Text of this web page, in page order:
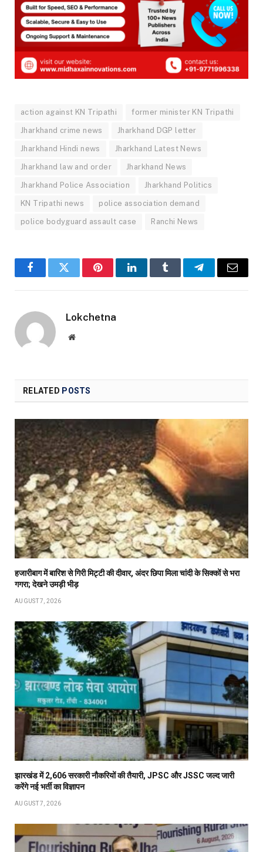
action against KN Tripathi former minister KN Tripathi
Jharkhand crime news Jharkhand DGP letter
Jharkhand Hindi news Jharkhand Latest News
Jharkhand law and order Jharkhand News
Jharkhand Police Association Jharkhand Politics
KN Tripathi news police association demand
police bodyguard assault case Ranchi News
FacebookTwitter PinterestLinkedInTumblr TelegramEmail
Lokchetna
Website
RELATED POSTS
हजारीबाग में बारिश से गिरी मिट्टी की दीवार, अंदर छिपा मिला चांदी के सिक्कों से भरा
गगरा; देखने उमड़ी भीड़
AUGUST 7, 2026
झारखंड में 2,606 सरकारी नौकरियों की तैयारी, JPSC और JSSC जल्द जारी
करेंगे नई भर्ती का विज्ञापन
AUGUST 7, 2026